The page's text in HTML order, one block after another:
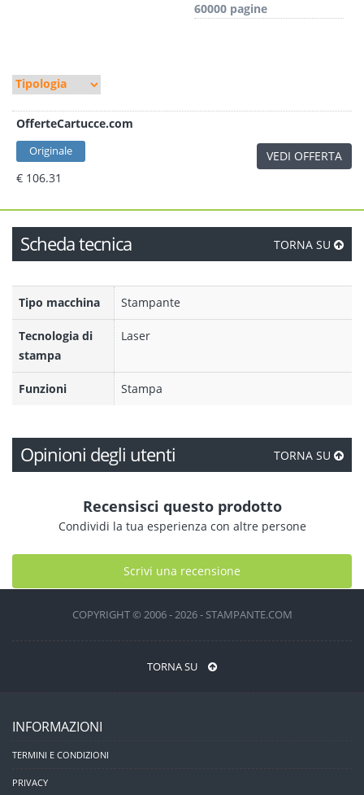
60000 pagine
OfferteCartucce.com
Originale
€ 106.31
VEDI OFFERTA
Scheda tecnica TORNA SU
Tipo macchina Stampante
Tecnologia di
stampa
Laser
Funzioni Stampa
Opinioni degli utenti TORNA SU
Recensisci questo prodotto
Condividi la tua esperienza con altre persone
Scrivi una recensione
COPYRIGHT © 2006 - 2026 - STAMPANTE.COM
TORNA SU
INFORMAZIONI
TERMINI E CONDIZIONI
PRIVACY